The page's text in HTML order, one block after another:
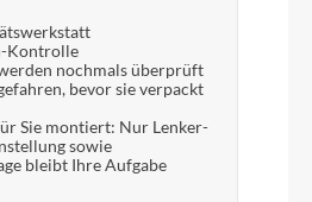
Kontrolle
nochmals überprüft
bevor sie verpackt
Sie montiert: Nur Lenker-
sowie
bleibt Ihre Aufgabe